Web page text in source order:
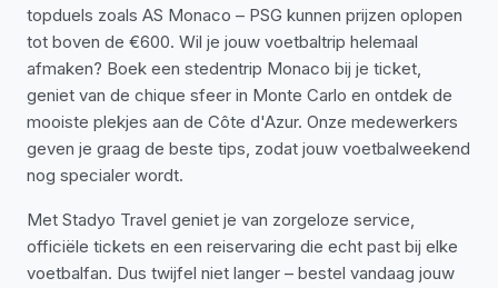
topduels zoals AS Monaco – PSG kunnen prijzen oplopen
tot boven de €600. Wil je jouw voetbaltrip helemaal
afmaken? Boek een stedentrip Monaco bij je ticket,
geniet van de chique sfeer in Monte Carlo en ontdek de
mooiste plekjes aan de Côte d'Azur. Onze medewerkers
geven je graag de beste tips, zodat jouw voetbalweekend
nog specialer wordt.
Met Stadyo Travel geniet je van zorgeloze service,
officiële tickets en een reiservaring die echt past bij elke
voetbalfan. Dus twijfel niet langer – bestel vandaag jouw